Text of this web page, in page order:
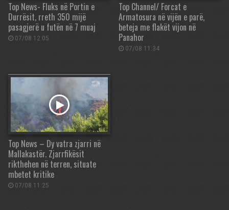
Top News- Fluks në Portin e
Durrësit, rreth 350 mijë
pasagjerë u futën në 7 muaj
07/08 12:05
Top Channel/ Forcat e
Armatosura në vijën e parë,
beteja me flakët vijon në
Panahor
07/08 11:34
Top News – Dy vatra zjarri në
Mallakastër. Zjarrfikësit
rikthehen në terren, situate
mbetet kritike
07/08 11:25